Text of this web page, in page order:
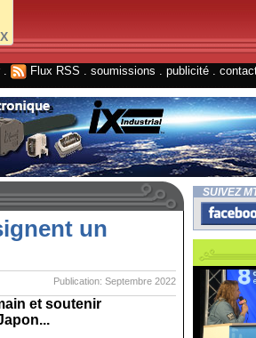
X
. Flux RSS soumissions publicité
un
Publication: Septembre 2022
et soutenir
SUIVEZ